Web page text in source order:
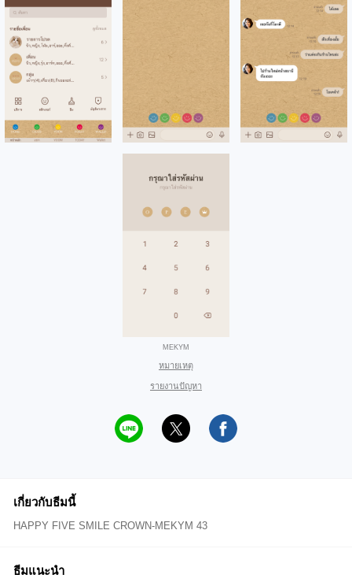
MEKYM
หมายเหตุ
รายงานปัญหา
เกี่ยวกับธีมนี้
HAPPY FIVE SMILE CROWN-MEKYM 43
ธีมแนะนำ